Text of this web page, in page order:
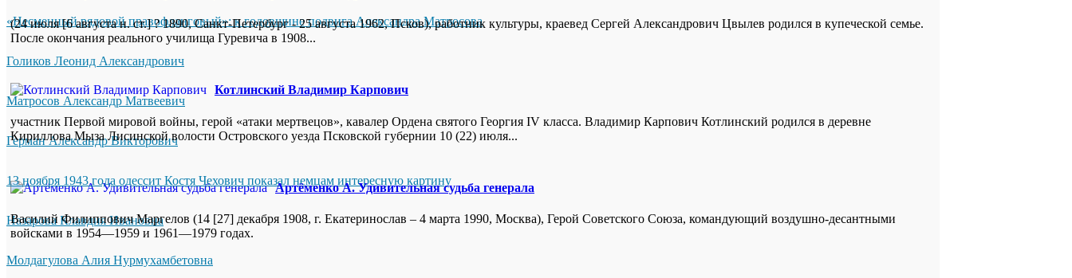
«Несменный рядовой правофланговый»: к годовщине подвига Александра Матросова
Голиков Леонид Александрович
Матросов Александр Матвеевич
Герман Александр Викторович
13 ноября 1943 года одессит Костя Чехович показал немцам интересную картину
Назарова Клавдия Ивановна
Молдагулова Алия Нурмухамбетовна
(24 июля [6 августа н. ст.] ? 1890, Санкт-Петербург - 25 августа 1962, Псков), работник культуры, краевед Сергей Александрович Цвылев родился в купеческой семье.
После окончания реального училища Гуревича в 1908...
Котлинский Владимир Карпович
участник Первой мировой войны, герой «атаки мертвецов», кавалер Ордена святого Георгия IV класса. Владимир Карпович Котлинский родился в деревне
Кириллова Мыза Лисинской волости Островского уезда Псковской губернии 10 (22) июля...
Артёменко А. Удивительная судьба генерала
Василий Филиппович Маргелов (14 [27] декабря 1908, г. Екатеринослав – 4 марта 1990, Москва), Герой Советского Союза, командующий воздушно-десантными
войсками в 1954—1959 и 1961—1979 годах.